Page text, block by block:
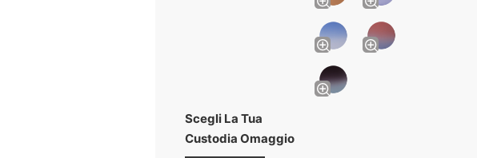
Scegli La Tua
Custodia Omaggio